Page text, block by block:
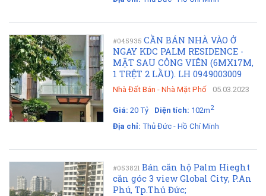
#045935 CẦN BÁN NHÀ VÀO Ở
NGAY KDC PALM RESIDENCE -
MẶT SAU CÔNG VIÊN (6MX17M,
1 TRỆT 2 LẦU). LH 0949003009
Nhà Đất Bán - Nhà Mặt Phố 05.03.2023
Giá: 20 Tỷ Diện tích: 102m2
Địa chỉ: Thủ Đức - Hồ Chí Minh
#053821 Bán căn hộ Palm Hieght
căn góc 3 view Global City, P.An
Phú, Tp.Thủ Đức;